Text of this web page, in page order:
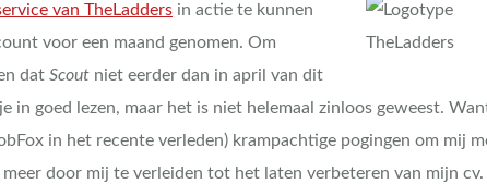
van TheLadders in actie te kunnen
voor een maand genomen. Om
dat Scout niet eerder dan in april van dit
in goed lezen, maar het is niet helemaal zinloos geweest.
in het recente verleden) krampachtige pogingen om mij
door mij te verleiden tot het laten verbeteren van mijn cv.